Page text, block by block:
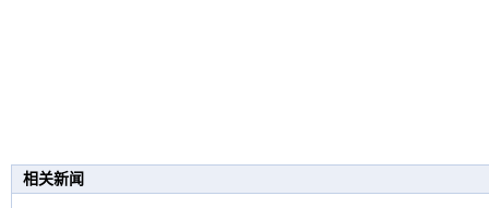
相关新闻